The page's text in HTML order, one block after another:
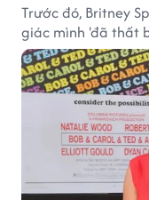
Trước đó, Britney
giác mình 'đã thất